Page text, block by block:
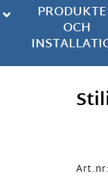
OCH
Art.nr: